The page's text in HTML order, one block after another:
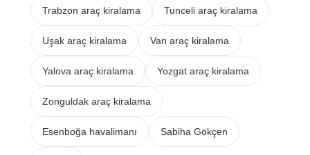
Trabzon araç kiralama Tunceli araç kiralama
Uşak araç kiralama Van araç kiralama
Yalova araç kiralama Yozgat araç kiralama
Zonguldak araç kiralama
Esenboğa havalimanı Sabiha Gökçen